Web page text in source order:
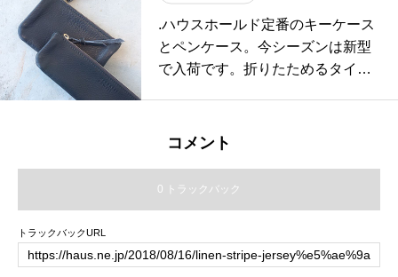
あるベーグルに自家製スモークサ
ーモンが好相性♡ごまがほのかに
香るチーズクリームが食欲をそそ
日もご来店お待ちしております！..
ベーグル #bagel#ライ麦 #オート
ミール #スモークサーモン#ブロッ
コリーのたまごサラダ#チーズク
フェ巡り#hausmatsue #haus_mat
.ハウスホールド定番のキーケース
とペンケース。今シーズンは新型
で入荷です。折りたためるタイプ
きます。そしてファスナーは通常
#Card&Keycase#pencase#シュリ
ンクレザー#bag#hausmatsue #島
コメント
0 トラックバック
トラックバックURL